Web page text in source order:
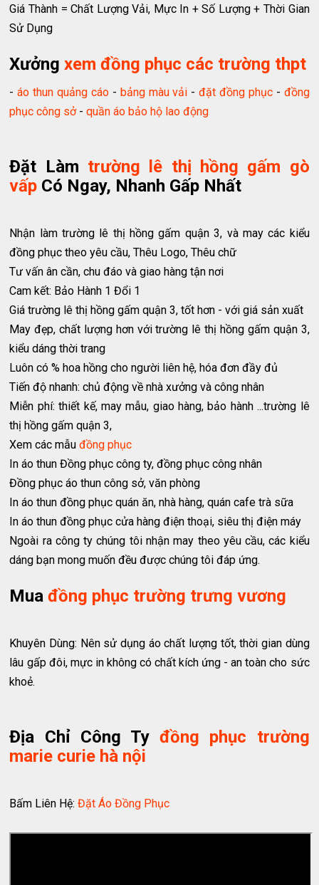
Giá Thành = Chất Lượng Vải, Mực In + Số Lượng + Thời Gian
Sử Dụng
Xưởngxem đồng phục các trường thpt
-áo thun quảng cáo- bảng màu vải -đặt đồng phục- đồng
phục công sở-quần áo bảo hộ lao động
Đặt Làm trường lê thị hồng gấm gò
vấp Có Ngay, Nhanh Gấp Nhất
Nhận làm trường lê thị hồng gấm quận 3, và may các kiểu
đồng phục theo yêu cầu, Thêu Logo, Thêu chữ
Tư vấn ân cần, chu đáo và giao hàng tận nơi
Cam kết: Bảo Hành 1 Đổi 1
Giá trường lê thị hồng gấm quận 3, tốt hơn - với giá sản xuất
May đẹp, chất lượng hơn với trường lê thị hồng gấm quận 3,
kiểu dáng thời trang
Luôn có % hoa hồng cho người liên hệ, hóa đơn đầy đủ
Tiến độ nhanh: chủ động về nhà xưởng và công nhân
Miễn phí: thiết kế, may mẫu, giao hàng, bảo hành ...trường lê
thị hồng gấm quận 3,
Xem các mẫuđồng phục
In áo thun Đồng phục công ty, đồng phục công nhân
Đồng phục áo thun công sở, văn phòng
In áo thun đồng phục quán ăn, nhà hàng, quán cafe trà sữa
In áo thun đồng phục cửa hàng điện thoại, siêu thị điện máy
Ngoài ra công ty chúng tôi nhận may theo yêu cầu, các kiểu
dáng bạn mong muốn đều được chúng tôi đáp ứng.
Muađồng phục trường trưng vương
Khuyên Dùng: Nên sử dụng áo chất lượng tốt, thời gian dùng
lâu gấp đôi, mực in không có chất kích ứng - an toàn cho sức
khoẻ.
Địa Chỉ Công Tyđồng phục trường
marie curie hà nội
Bấm Liên Hệ:Đặt Áo Đồng Phục